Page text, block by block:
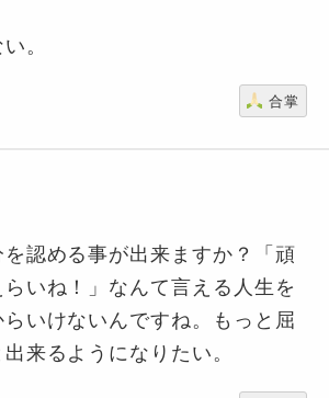
。
合掌
を認める事が出来ますか？「頑
いね！」なんて言える人生を
いけないんですね。もっと屈
来るようになりたい。